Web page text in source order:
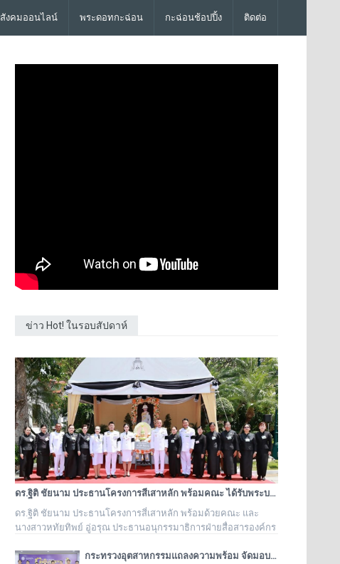
สังคมออนไลน์ พระดอทกะฉ่อน กะฉ่อนช้อปปิ้ง ติดต่อ
ข่าว Hot! ในรอบสัปดาห์
ดร.ฐิติ ชัยนาม ประธานโครงการสี่เสาหลัก พร้อมคณะ ได้รับพระบรมราชานุอนุญาตให้เป็นเจ้าภาพบำเพ็ญกุศล ถวายพระบรมศพ สมเด็จพระนางเจ้าสิริกิติ์ พระบรมราชชนนีพันปีหลวง
ดร.ฐิติ ชัยนาม ประธานโครงการสี่เสาหลัก พร้อมด้วยคณะ และ
นางสาวหทัยทิพย์ อู่อรุณ ประธานอนุกรรมาธิการฝ่ายสื่อสารองค์กร
ภาพบำเพ็ญกุศล ถวายพระบรมศพ สมเด็จพระนางเจ้าสิริกิติ์ พระบรม
กระทรวงอุตสาหกรรมแถลงความพร้อม จัดมอบ “รางวัลอุตสาหกรรม ประจำปี พ.ศ. 2568” เชิดชูผู้ประกอบการต้นแบบ ยกระดับอุตสาหกรรมไทยสู่ความเป็นเลิศอย่างยั่งยืน